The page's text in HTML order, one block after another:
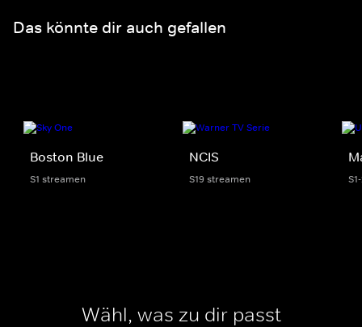
Das könnte dir auch gefallen
Boston Blue
S1 streamen
NCIS
S19 streamen
Wähl, was zu dir passt